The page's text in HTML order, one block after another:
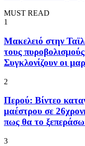
MUST READ
1
Μακελειό στην
τους
Συγκλονίζουν οι
2
Περού: Βίντεο
μαέστρου σε
πως θα το
3